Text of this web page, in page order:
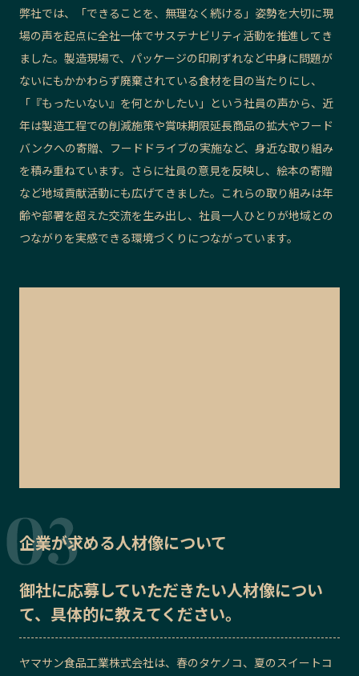
弊社では、「できることを、無理なく続ける」姿勢を大切に現
場の声を起点に全社一体でサステナビリティ活動を推進してき
ました。製造現場で、パッケージの印刷ずれなど中身に問題が
ないにもかかわらず廃棄されている食材を目の当たりにし、
「『もったいない』を何とかしたい」という社員の声から、近
年は製造工程での削減施策や賞味期限延長商品の拡大やフード
バンクへの寄贈、フードドライブの実施など、身近な取り組み
を積み重ねています。さらに社員の意見を反映し、絵本の寄贈
など地域貢献活動にも広げてきました。これらの取り組みは年
齢や部署を超えた交流を生み出し、社員一人ひとりが地域との
つながりを実感できる環境づくりにつながっています。
企業が求める人材像について
御社に応募していただきたい人材像につい
て、具体的に教えてください。
ヤマサン食品工業株式会社は、春のタケノコ、夏のスイートコ